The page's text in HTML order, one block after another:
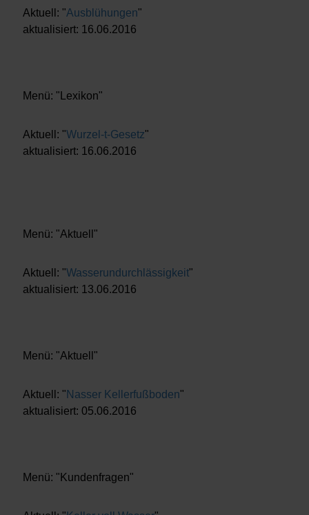
Aktuell: "Ausblühungen"
aktualisiert: 16.06.2016
Menü: "Lexikon"
Aktuell: "Wurzel-t-Gesetz"
aktualisiert: 16.06.2016
Menü: "Aktuell"
Aktuell: "Wasserundurchlässigkeit"
aktualisiert: 13.06.2016
Menü: "Aktuell"
Aktuell: " Nasser Kellerfußboden"
aktualisiert: 05.06.2016
Menü: "Kundenfragen"